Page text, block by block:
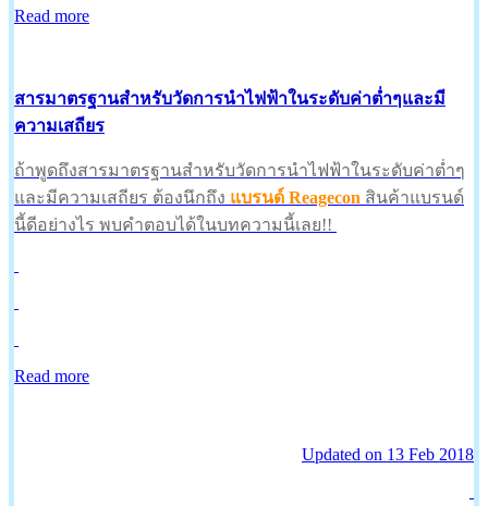
Read more
สารมาตรฐานสำหรับวัดการนำไฟฟ้าในระดับค่าต่ำๆและมี
ความเสถียร
ถ้าพูดถึงสารมาตรฐานสำหรับวัดการนำไฟฟ้าในระดับค่าต่ำๆ
และมีความเสถียร ต้องนึกถึง แบรนด์ Reagecon สินค้าแบรนด์
นี้ดีอย่างไร พบคำตอบได้ในบทความนี้เลย!!
Read more
Updated on 13 Feb 2018